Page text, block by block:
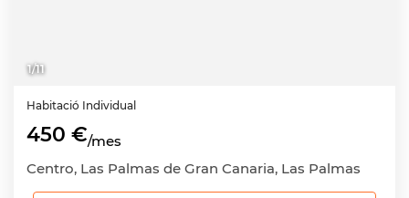
1/11
Habitació Individual
450 €/mes
Centro, Las Palmas de Gran Canaria, Las Palmas